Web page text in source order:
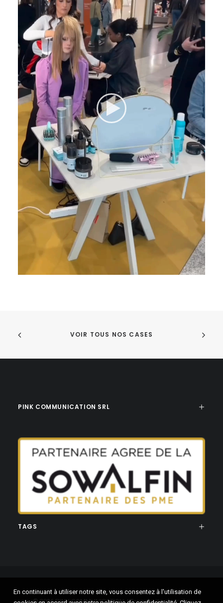
VOIR TOUS NOS CASES
PINK COMMUNICATION SRL
TAGS
© 2026 PINK COMMUNICATION. | Tous droits réservés.
En continuant à utiliser notre site, vous consentez à l'utilisation de